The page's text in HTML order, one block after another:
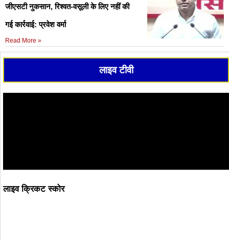
जीएसटी नुकसान, रिश्वत-वसूली के लिए नहीं की
गई कार्रवाई: प्रवेश वर्मा
Read More »
लाइव टीवी
लाइव क्रिकट स्कोर